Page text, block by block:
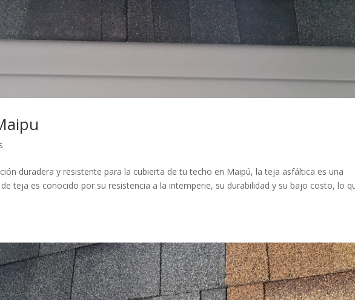
duradera y resistente para la cubierta de tu techo en Maipú, la teja asfáltica es una
teja es conocido por su resistencia a la intemperie, su durabilidad y su bajo costo, lo